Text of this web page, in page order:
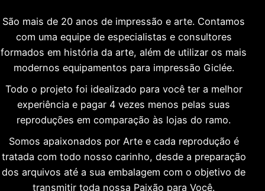
São mais de 20 anos de impressão e arte. Contamos
com uma equipe de especialistas e consultores
formados em história da arte, além de utilizar os mais
modernos equipamentos para impressão Giclée.
Todo o projeto foi idealizado para você ter a melhor
experiência e pagar 4 vezes menos pelas suas
reproduções em comparação às lojas do ramo.
Somos apaixonados por Arte e cada reprodução é
tratada com todo nosso carinho, desde a preparação
dos arquivos até a sua embalagem com o objetivo de
transmitir toda nossa Paixão para Você.